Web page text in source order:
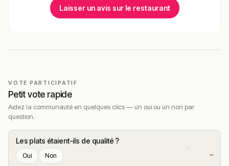
Laisser un avis sur le restaurant
VOTE PARTICIPATIF
Petit vote rapide
Aidez la communauté en quelques clics — un oui ou un non par
question.
Les plats étaient-ils de qualité ?
Oui Non —